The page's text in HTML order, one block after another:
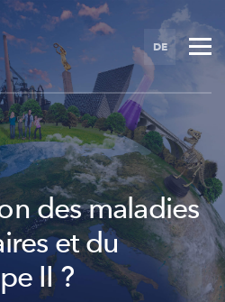
DE
des maladies
et du
II ?